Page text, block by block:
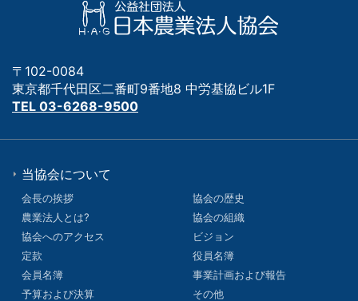
〒102-0084
東京都千代田区二番町9番地8 中労基協ビル1F
TEL 03-6268-9500
当協会について
会長の挨拶
協会の歴史
農業法人とは?
協会の組織
協会へのアクセス
ビジョン
定款
役員名簿
会員名簿
事業計画および報告
予算および決算
その他